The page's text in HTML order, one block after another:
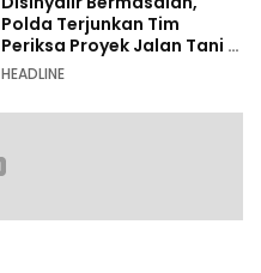
Polda Terjunkan Tim
Periksa Proyek Jalan Tani di
Galala
HEADLINE